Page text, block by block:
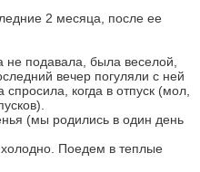
2 месяца, после ее
не подавала, была веселой,
вечер погуляли с ней
когда в отпуск (мол,
(мы родились в один день
Поедем в теплые